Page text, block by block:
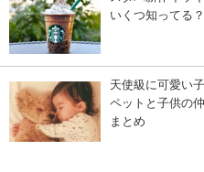
いくつ知ってる
天使級に可愛い
ペットと子供の
まとめ